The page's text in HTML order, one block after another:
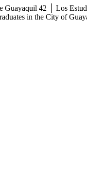
42 │ Los
in the City of